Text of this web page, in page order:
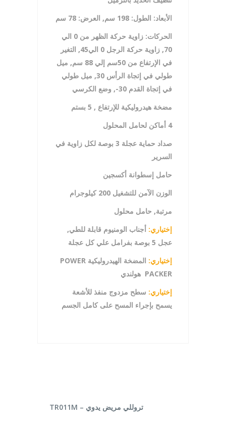
الأبعاد: الطول: 198 سم, العرض: 78 سم
الحركات: زاوية حركة الظهر من 0 الي
70, زاوية حركة الرجل 0 الي45, التغير
في الإرتفاع
من 50سم إلي 88 سم, ميل
طولي في إتجاة الرأس 30,
ميل طولي
في إتجاة القدم 30-, وضع الكرسي
مضخة هيدروليكية للإرتفاع , 5 بستم
4 أماكن لحامل المحلول
صداد حماية عجلة 3 بوصة لكل زاوية في
السرير
حامل إسطوانة أكسجين
الوزن الآمن للتشغيل 200 كيلوجرام
مرتبة, حامل محلول
إختياري: أجناب الومنيوم قابلة للطي,
عجل 5 بوصة بفرامل علي كل عجلة
إختياري: المضخة الهيدروليكية POWER
PACKER هولندي
إختياري: سطح مزدوج منفذ للأشعة
يسمح بإجراء المسح على كامل الجسم
تروللي مريض يدوي – TR011M